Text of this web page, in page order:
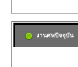
งานศพปัจจุบัน